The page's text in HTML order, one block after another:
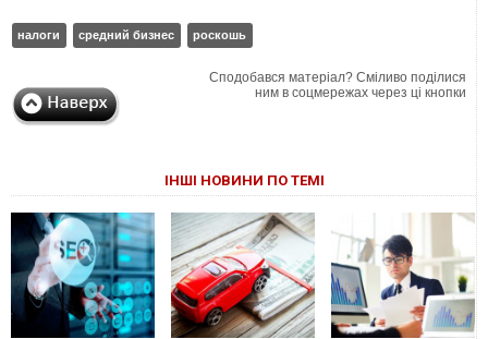
налоги средний бизнес роскошь
Сподобався матеріал? Сміливо поділися
ним в соцмережах через ці кнопки
ІНШІ НОВИНИ ПО ТЕМІ